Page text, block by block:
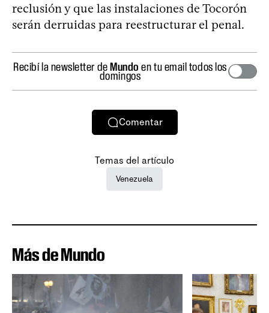
reclusión y que las instalaciones de Tocorón
serán derruidas para reestructurar el penal.
Recibí la newsletter deMundo en tu email todos los
domingos
Comentar
Temas del artículo
Venezuela
Más de Mundo